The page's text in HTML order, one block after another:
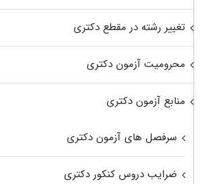
تغییر رشته در مقطع دکتری
محرومیت آزمون دکتری
منابع آزمون دکتری
سرفصل های آزمون دکتری
ضرایب دروس کنکور دکتری